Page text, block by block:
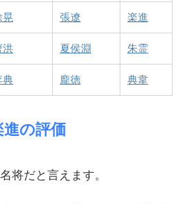
晃 張遼 楽進
洪 夏侯淵 朱霊
典 龐徳 典韋
進の評価
将だと言えます。